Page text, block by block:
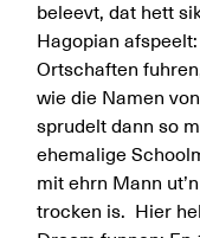
beleevt, dat hett
Hagopian
Ortschaften
wie die Namen
sprudelt dann so
ehemalige
mit ehrn Mann
trocken is. Hier